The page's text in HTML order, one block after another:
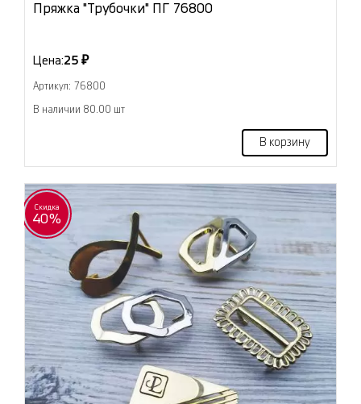
Пряжка "Трубочки" ПГ 76800
Цена:25 ₽
Артикул: 76800
В наличии 80.00 шт
В корзину
Скидка
40%